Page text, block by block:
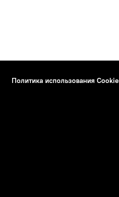
Политика использования Cookie